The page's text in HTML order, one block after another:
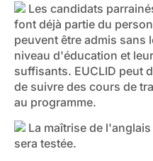
Les candidats
font déjà partie du
peuvent être admis sans
niveau d'éducation et
suffisants. EUCLID peut
de suivre des cours de
au programme.
La maîtrise de
sera testée.